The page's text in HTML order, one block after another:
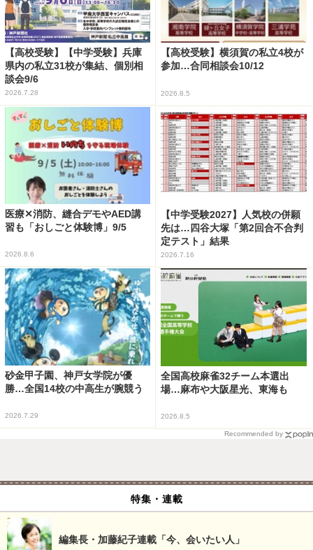
【高校受験】【中学受験】兵庫
県内の私立31校が集結、個別相
談会9/6
2026.7.28
【高校受験】横須賀の私立4校が
参加…合同相談会10/12
2026.8.5
医療✕消防、縫合デモやAED講
習も「おしごと体験博」9/5
2026.8.6
【中学受験2027】人気校の併願
先は…四谷大塚「第2回合不合判
定テスト」結果
2026.7.16
砂金甲子園、神戸女学院が優
勝…全国14校の中高生が腕競う
2026.7.29
全国高校麻雀32チーム本選出
場…麻布や大阪星光、東海も
2026.8.5
Recommended by
特集・連載
編集長・加藤紀子連載「今、会いたい人」